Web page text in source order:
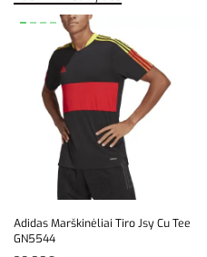
Adidas Marškinėliai Tiro Jsy Cu Tee
GN5544